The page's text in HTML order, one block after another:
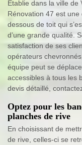
Établie dans la ville de
Rénovation 47 est
dessous de toit qui
d’une grande qualité.
satisfaction de ses
opérateurs
équipe peut se
accessibles à tous les
devis détaillé,
Optez pour les
planches de rive
En choisissant de
de rive, celles-ci se